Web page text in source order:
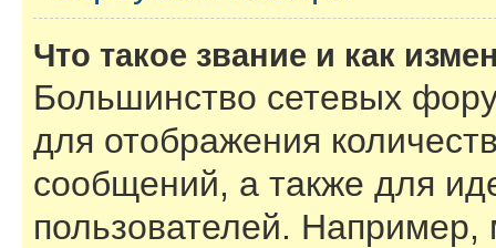
Что такое звание и как
Большинство сетевых
для отображения
сообщений, а также для
пользователей.